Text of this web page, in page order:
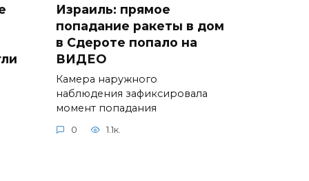
Израиль: прямое
попадание ракеты в дом
в Сдероте попало на
ВИДЕО
Камера наружного
наблюдения зафиксировала
момент попадания
0 1.1к.